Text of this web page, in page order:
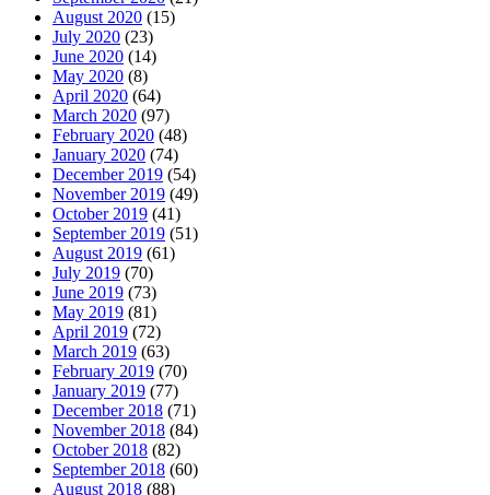
August 2020 (15)
July 2020 (23)
June 2020 (14)
May 2020 (8)
April 2020 (64)
March 2020 (97)
February 2020 (48)
January 2020 (74)
December 2019 (54)
November 2019 (49)
October 2019 (41)
September 2019 (51)
August 2019 (61)
July 2019 (70)
June 2019 (73)
May 2019 (81)
April 2019 (72)
March 2019 (63)
February 2019 (70)
January 2019 (77)
December 2018 (71)
November 2018 (84)
October 2018 (82)
September 2018 (60)
August 2018 (88)